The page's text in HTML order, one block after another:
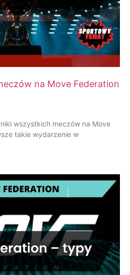
na Move Federation
wszystkich meczów na Move
takie wydarzenie w